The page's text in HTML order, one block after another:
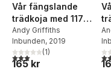
Vår fängslande
trädkoja med 117
våningar
Andy Griffiths
Inbunden, 2019
3,0utav 5 stjärnor. Totalt
(1)
165 kr